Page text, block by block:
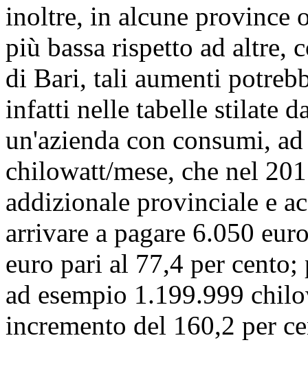
inoltre, in alcune province
più bassa rispetto ad altre,
di Bari, tali aumenti
infatti nelle tabelle stilate
un'azienda con consumi,
chilowatt/mese, che nel
addizionale provinciale e
arrivare a pagare 6.050
euro pari al 77,4 per
ad esempio 1.199.999
incremento del 160,2 per